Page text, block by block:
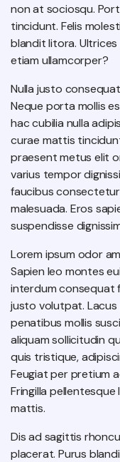
non at sociosqu.
tincidunt. Felis
blandit litora. Ultrices
etiam ullamcorper?
Nulla justo
Neque porta mollis
hac cubilia nulla
curae mattis
praesent metus elit
varius tempor
faucibus
malesuada. Eros
suspendisse
Lorem ipsum odor
Sapien leo montes
interdum consequat
justo volutpat.
penatibus mollis
aliquam sollicitudin
quis tristique,
Feugiat per pretium
Fringilla
mattis.
Dis ad sagittis
placerat. Purus